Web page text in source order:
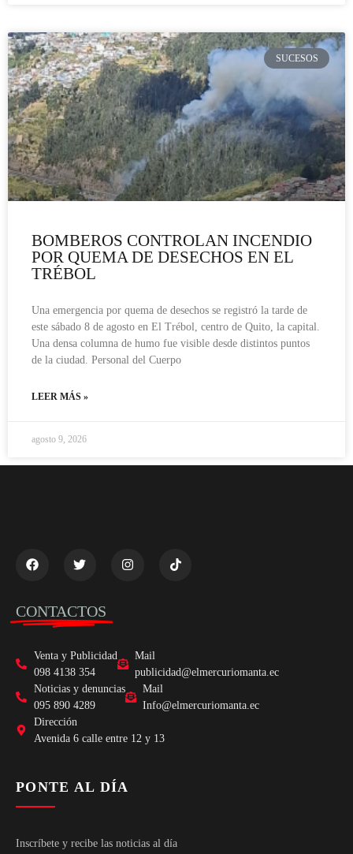
SUCESOS
BOMBEROS CONTROLAN INCENDIO
POR QUEMA DE DESECHOS EN EL
TRÉBOL
Una emergencia por quema de desechos se registró la tarde de
este sábado 8 de agosto en El Trébol, centro de Quito, la capital.
Una densa columna de humo fue visible desde distintos puntos
de la ciudad. Personal del Cuerpo
LEER MÁS »
agosto 9, 2026
CONTACTOS
Venta y Publicidad
098 4138 354
Mail
publicidad@elmercuriomanta.ec
Noticias y denuncias
095 890 4289
Mail
Info@elmercuriomanta.ec
Dirección
Avenida 6 calle entre 12 y 13
PONTE AL DÍA
Inscríbete y recibe las noticias al día